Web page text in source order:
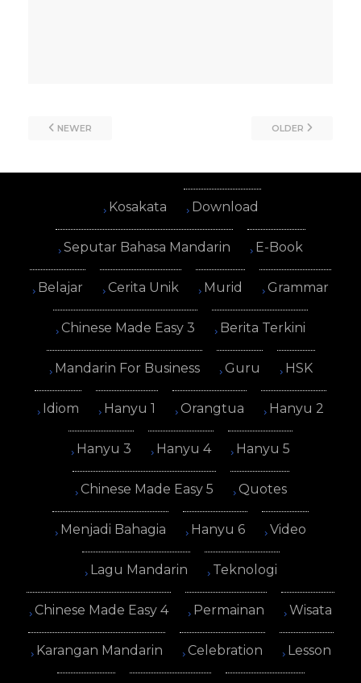
NEWER OLDER
Kosakata Download
Seputar Bahasa Mandarin E-Book
Belajar Cerita Unik Murid Grammar
Chinese Made Easy 3 Berita Terkini
Mandarin For Business Guru HSK
Idiom Hanyu 1 Orangtua Hanyu 2
Hanyu 3 Hanyu 4 Hanyu 5
Chinese Made Easy 5 Quotes
Menjadi Bahagia Hanyu 6 Video
Lagu Mandarin Teknologi
Chinese Made Easy 4 Permainan Wisata
Karangan Mandarin Celebration Lesson